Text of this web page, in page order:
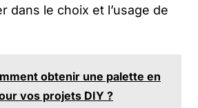
dans le choix et l’usage de
obtenir une palette en
vos projets DIY ?